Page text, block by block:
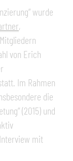
wurde
,
von Erich
Im Rahmen
die
(2015) und
mit